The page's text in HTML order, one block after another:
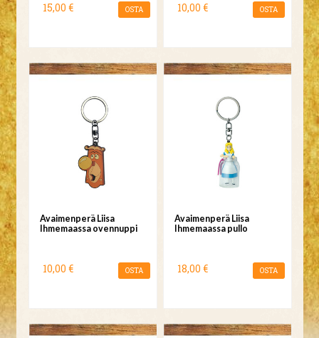
15,00 € OSTA 10,00 € OSTA
Avaimenperä Liisa
Ihmemaassa ovennuppi
10,00 € OSTA
Avaimenperä Liisa
Ihmemaassa pullo
18,00 € OSTA